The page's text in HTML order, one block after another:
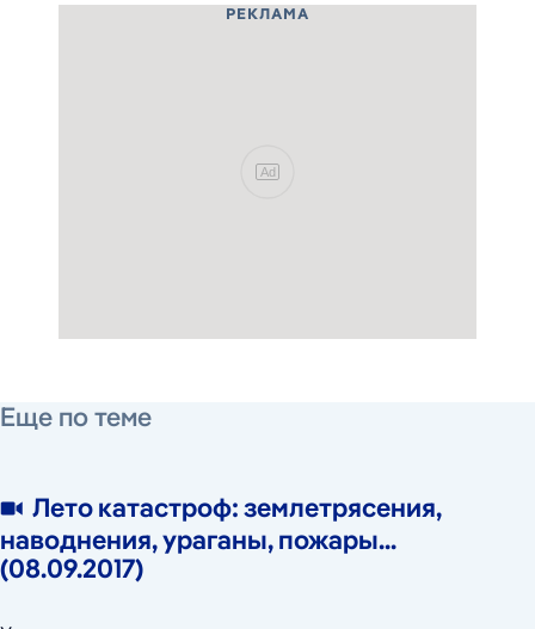
РЕКЛАМА
Ad
Еще по теме
Лето катастроф: землетрясения,
наводнения, ураганы, пожары...
(08.09.2017)